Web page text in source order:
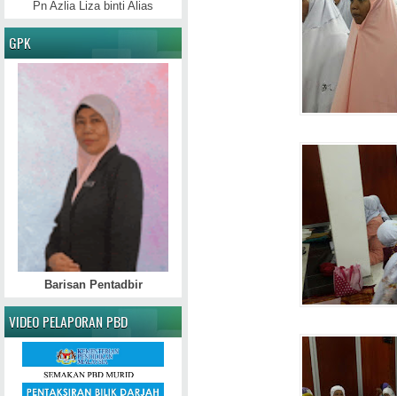
Pn Azlia Liza binti Alias
GPK
Barisan Pentadbir
VIDEO PELAPORAN PBD